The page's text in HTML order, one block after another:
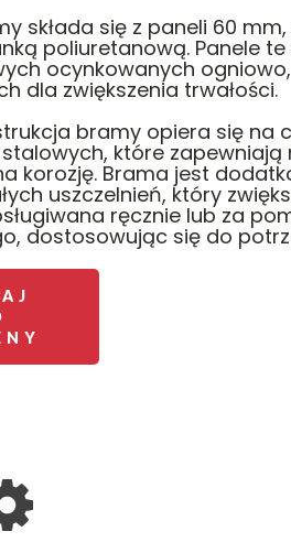
składa się z paneli 60
poliuretanową. Panele
ocynkowanych
dla zwiększenia trwałości.
bramy opiera się na
które zapewniają
korozję. Brama jest
uszczelnień, który
ręcznie lub za
dostosowując się do